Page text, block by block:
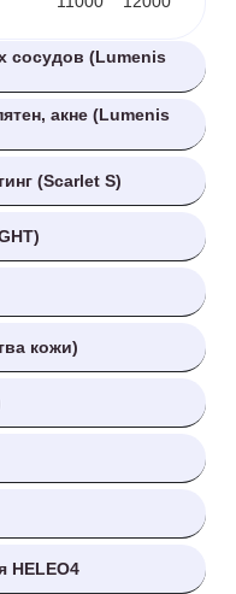
сосудов (Lumenis
акне (Lumenis
(Scarlet S)
кожи)
HELEO4